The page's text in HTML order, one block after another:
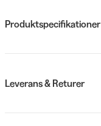
Produktspecifikationer
Leverans & Returer